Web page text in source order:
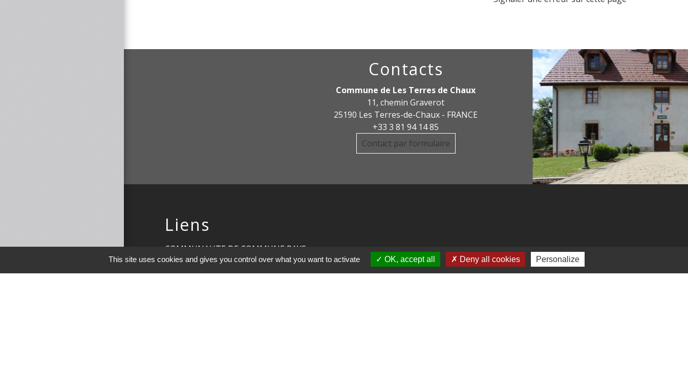
Contacts
Commune de Les Terres de Chaux
11, chemin Graverot
25190 Les Terres-de-Chaux - FRANCE
+33 3 81 94 14 85
Contact par formulaire
Liens
COMMUNAUTE DE COMMUNE PAYS
DE MAICHE
This site uses cookies and gives you control over what you want to activate OK, accept all Deny all cookies Personalize